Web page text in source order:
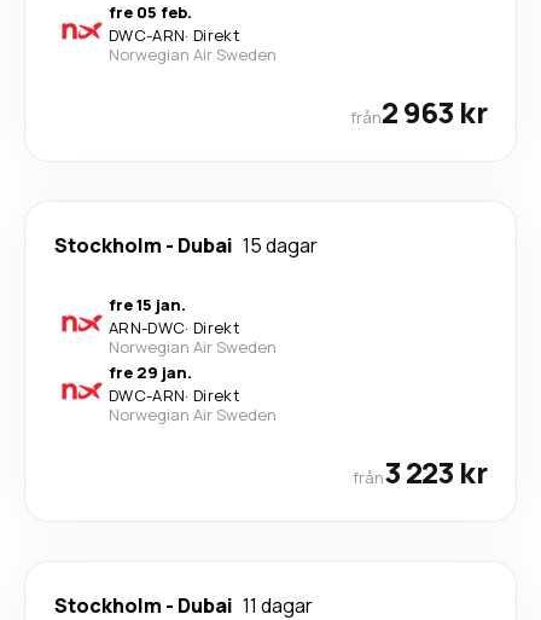
fre 05 feb.
DWC-ARN· Direkt
Norwegian Air Sweden
från2 963 kr
Stockholm - Dubai 15 dagar
fre 15 jan.
ARN-DWC· Direkt
Norwegian Air Sweden
fre 29 jan.
DWC-ARN· Direkt
Norwegian Air Sweden
från3 223 kr
Stockholm - Dubai 11 dagar